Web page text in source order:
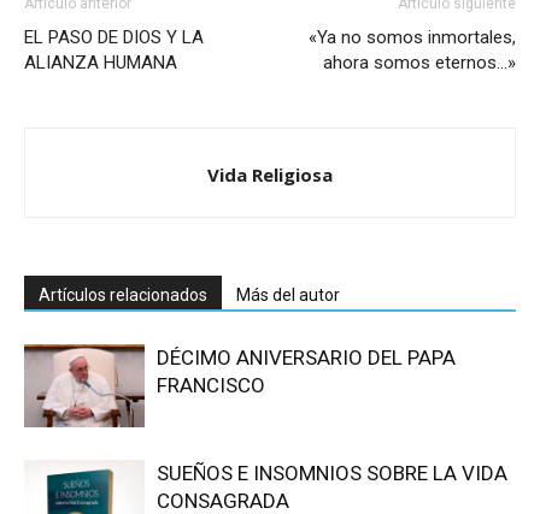
Artículo anterior
EL PASO DE DIOS Y LA
ALIANZA HUMANA
Artículo siguiente
«Ya no somos inmortales,
ahora somos eternos…»
Vida Religiosa
Artículos relacionados Más del autor
DÉCIMO ANIVERSARIO DEL PAPA
FRANCISCO
SUEÑOS E INSOMNIOS SOBRE LA VIDA
CONSAGRADA